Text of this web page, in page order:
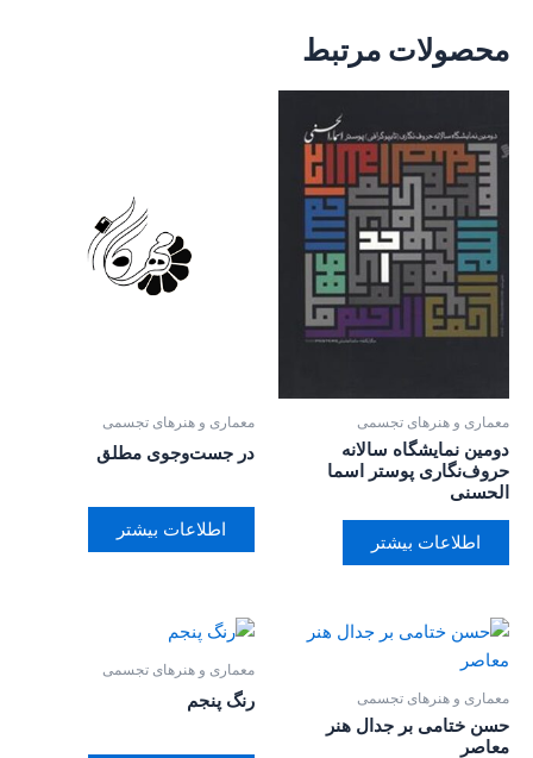
محصولات مرتبط
معماری و هنرهای تجسمی
دومین نمایشگاه سالانه
حروف‌نگاری پوستر اسما
الحسنی
اطلاعات بیشتر
معماری و هنرهای تجسمی
در جست‌وجوی مطلق
اطلاعات بیشتر
معماری و هنرهای تجسمی
حسن ختامی بر جدال هنر
معاصر
معماری و هنرهای تجسمی
رنگ پنجم